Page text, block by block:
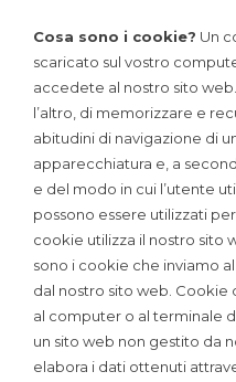
Cosa sono i cookie? Un
scaricato sul vostro
accedete al nostro sito
l’altro, di memorizzare e
abitudini di navigazione di
apparecchiatura e, a
e del modo in cui l’utente
possono essere utilizzati
cookie utilizza il nostro sito
sono i cookie che inviamo
dal nostro sito web. Cookie
al computer o al terminale
un sito web non gestito da
elabora i dati ottenuti